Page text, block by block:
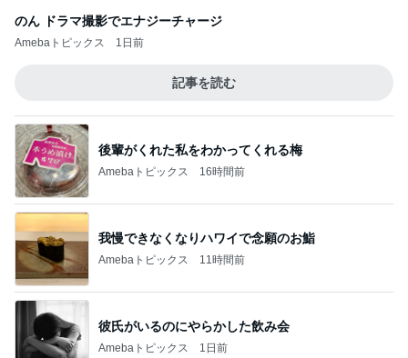
のん ドラマ撮影でエナジーチャージ
Amebaトピックス 1日前
記事を読む
後輩がくれた私をわかってくれる梅
Amebaトピックス 16時間前
我慢できなくなりハワイで念願のお鮨
Amebaトピックス 11時間前
彼氏がいるのにやらかした飲み会
Amebaトピックス 1日前